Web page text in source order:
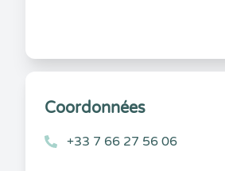
Coordonnées
+33 7 66 27 56 06